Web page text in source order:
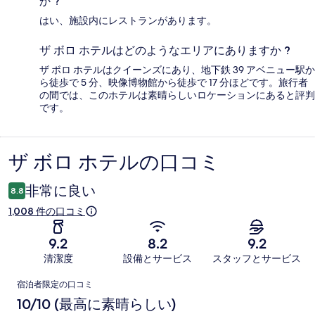
はい、施設内にレストランがあります。
ザ ボロ ホテルはどのようなエリアにありますか ?
ザ ボロ ホテルはクイーンズにあり、地下鉄 39 アベニュー駅か
ら徒歩で 5 分、映像博物館から徒歩で 17 分ほどです。旅行者
の間では、このホテルは素晴らしいロケーションにあると評判
です。
口
コ
ミ
ザ ボロ ホテルの口コミ
8.8 非常に良い
1,008 件の口コミ
9.2
清潔度
8.2
設備とサービス
9.2
スタッフとサービス
口
コ
宿泊者限定の口コミ
10/10 (最高に素晴らしい)